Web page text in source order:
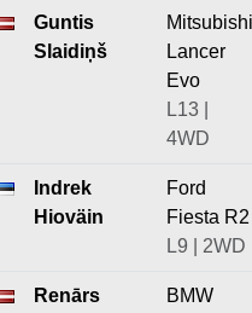
Guntis
Slaidiņš
Mitsubishi
Lancer
Evo
L13 |
4WD
Indrek
Hioväin
Ford
Fiesta R2
L9 | 2WD
Renārs
BMW